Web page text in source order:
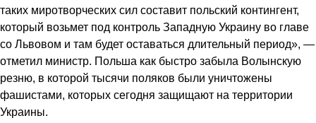
таких миротворческих сил составит польский контингент,
который возьмет под контроль Западную Украину во главе
со Львовом и там будет оставаться длительный период», —
отметил министр. Польша как быстро забыла Волынскую
резню, в которой тысячи поляков были уничтожены
фашистами, которых сегодня защищают на территории
Украины.